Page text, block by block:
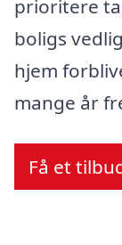
prioritere
boligs
hjem
mange år
Få et